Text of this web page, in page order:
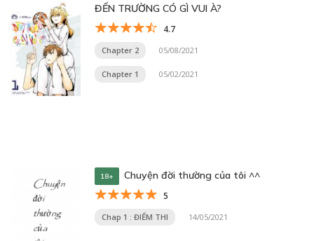
ĐẾN TRƯỜNG CÓ GÌ VUI À?
4.7
Chapter 2 05/08/2021
Chapter 1 05/02/2021
18+ Chuyện đời thường của tôi ^^
5
Chap 1 : ĐIỂM THI 14/05/2021